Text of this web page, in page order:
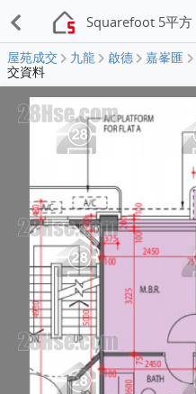
Squarefoot 5平方
屋苑成交 九龍 啟德 嘉峯匯
交資料